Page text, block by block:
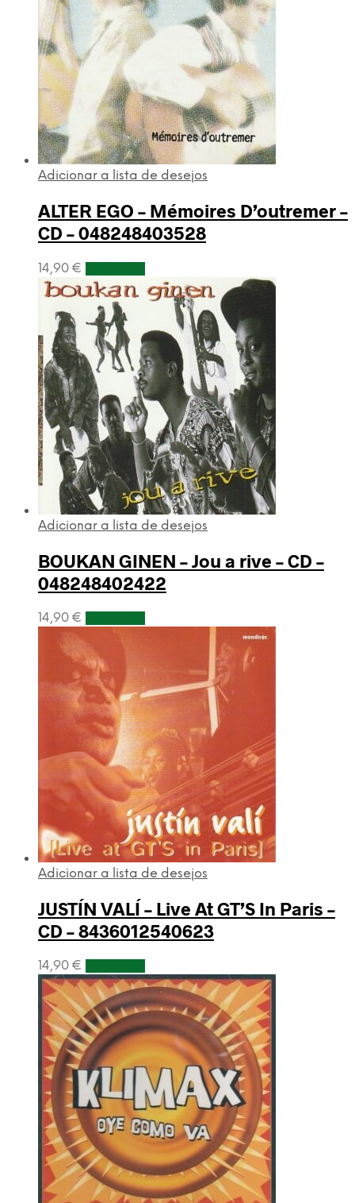
Adicionar a lista de desejos
ALTER EGO – Mémoires D’outremer –
CD – 048248403528
14,90 €
Adicionar a lista de desejos
BOUKAN GINEN – Jou a rive – CD –
048248402422
14,90 €
Adicionar a lista de desejos
JUSTÍN VALÍ – Live At GT’S In Paris –
CD – 8436012540623
14,90 €